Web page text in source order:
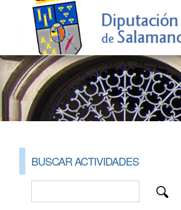
BUSCAR ACTIVIDADES